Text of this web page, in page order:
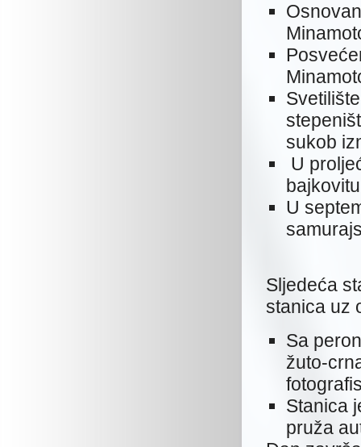
sukob
U
U
Sljedeća
stanica uz
Sa
žuto-
Stanica
pruža